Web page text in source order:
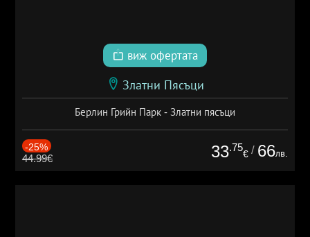
виж офертата
Златни Пясъци
Берлин Грийн Парк - Златни пясъци
-25%
44.99€ 33.75
€ / 66лв.